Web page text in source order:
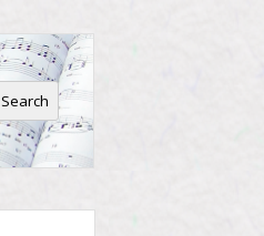
Search